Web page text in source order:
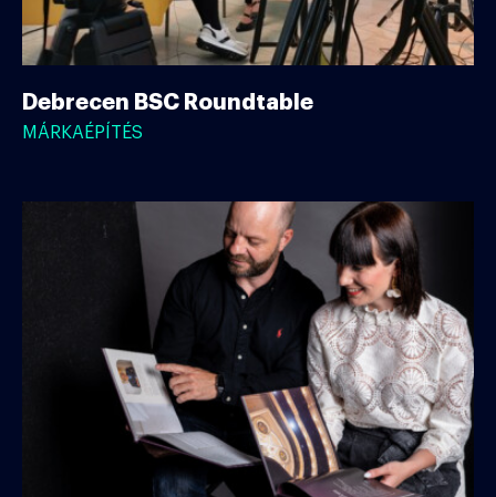
Debrecen BSC Roundtable
MÁRKAÉPÍTÉS